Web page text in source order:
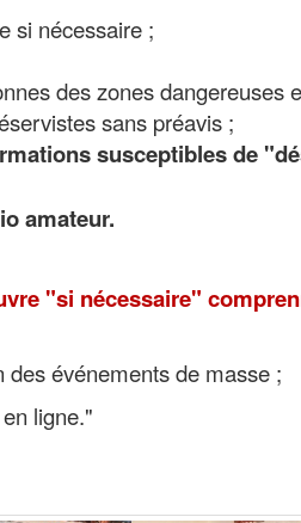
si nécessaire ;
des zones dangereuses
sans préavis ;
susceptibles de
amateur.
"si nécessaire"
événements de masse ;
ligne."